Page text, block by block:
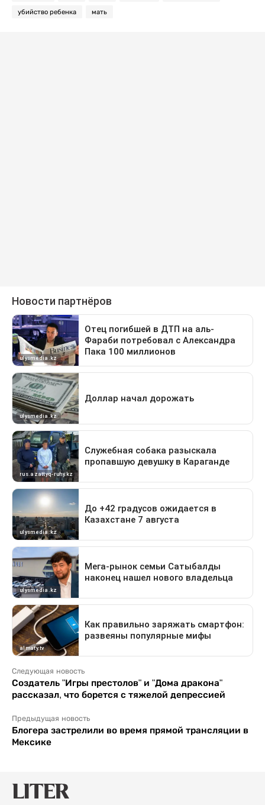
убийство ребенка мать
Следующая новость
Создатель "Игры престолов" и "Дома дракона"
рассказал, что борется с тяжелой депрессией
Предыдущая новость
Блогера застрелили во время прямой трансляции в
Мексике